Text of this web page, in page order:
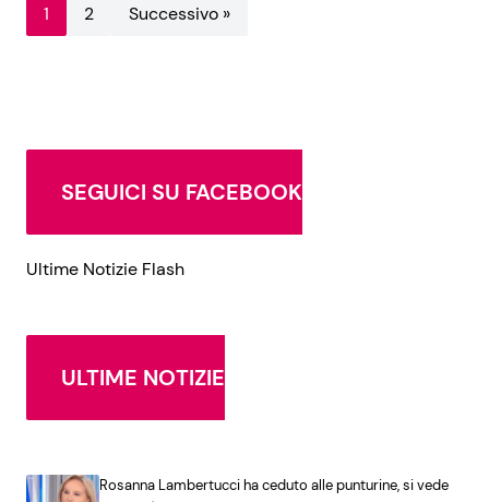
1 2 Successivo »
SEGUICI SU FACEBOOK
Ultime Notizie Flash
ULTIME NOTIZIE
Rosanna Lambertucci ha ceduto alle punturine, si vede